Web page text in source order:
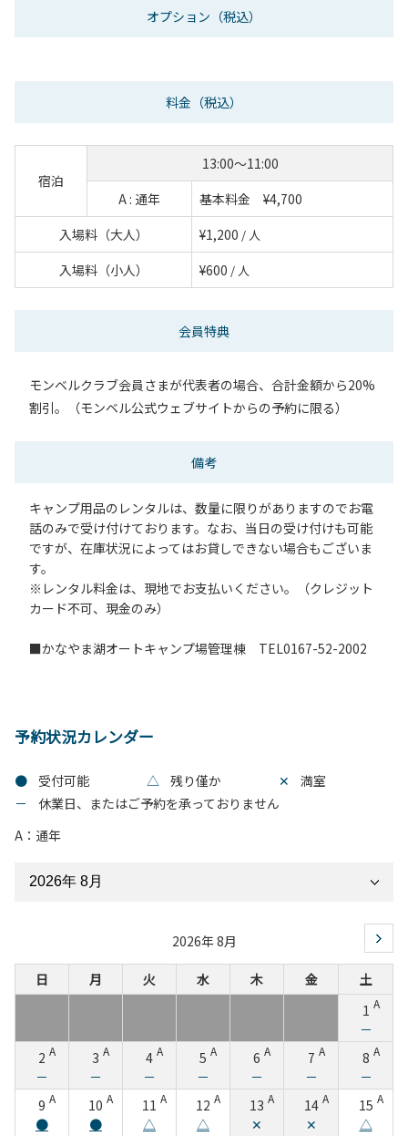
オプション （税込）
料金 （税込）
宿泊
13:00～11:00
A : 通年
基本料金 ¥4,700
入場料（大人）
¥1,200 / 人
入場料（小人） ¥600 / 人
会員特典
モンベルクラブ会員さまが代表者の場合、合計金額から20%
割引。（モンベル公式ウェブサイトからの予約に限る）
備考
キャンプ用品のレンタルは、数量に限りがありますのでお電
話のみで受け付けております。なお、当日の受け付けも可能
ですが、在庫状況によってはお貸しできない場合もございま
す。
※レンタル料金は、現地でお支払いください。（クレジット
カード不可、現金のみ）
■かなやま湖オートキャンプ場管理棟 TEL0167-52-2002
予約状況カレンダー
● 受付可能 △ 残り僅か ✕
満室
－
休業日、またはご予約を承っておりません
A：通年
2026年 8月
日 月 火 水 木 金
土
1 A
－
2 A
－
3 A
－
4 A
－
5 A
－
6 A
－
7 A
－
8 A
－
9 A
●
10 A
●
11 A
△
12 A
△
13 A
✕
14 A
✕
15 A
△